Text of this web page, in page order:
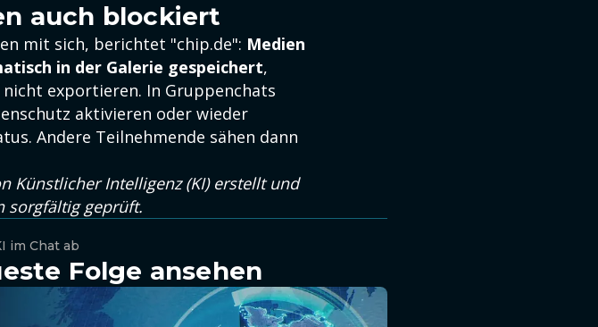
auch blockiert
mit sich, berichtet "chip.de": Medien
in der Galerie gespeichert,
exportieren. In Gruppenchats
aktivieren oder wieder
Andere Teilnehmende sähen dann
Künstlicher Intelligenz (KI) erstellt und
sorgfältig geprüft.
im Chat ab
Folge ansehen